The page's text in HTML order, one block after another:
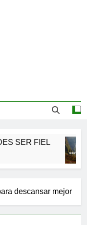
SER FIEL
descansar mejor